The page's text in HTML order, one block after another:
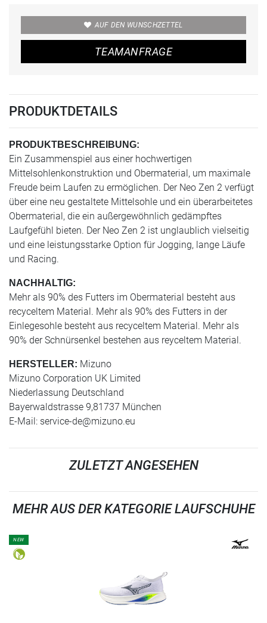
AUF DEN WUNSCHZETTEL
TEAMANFRAGE
PRODUKTDETAILS
PRODUKTBESCHREIBUNG:
Ein Zusammenspiel aus einer hochwertigen
Mittelsohlenkonstruktion und Obermaterial, um maximale
Freude beim Laufen zu ermöglichen. Der Neo Zen 2 verfügt
über eine neu gestaltete Mittelsohle und ein überarbeitetes
Obermaterial, die ein außergewöhnlich gedämpftes
Laufgefühl bieten. Der Neo Zen 2 ist unglaublich vielseitig
und eine leistungsstarke Option für Jogging, lange Läufe
und Racing.
NACHHALTIG:
Mehr als 90% des Futters im Obermaterial besteht aus
recyceltem Material. Mehr als 90% des Futters in der
Einlegesohle besteht aus recyceltem Material. Mehr als
90% der Schnürsenkel bestehen aus reyceltem Material.
HERSTELLER: Mizuno
Mizuno Corporation UK Limited
Niederlassung Deutschland
Bayerwaldstrasse 9,81737 München
E-Mail: service-de@mizuno.eu
ZULETZT ANGESEHEN
MEHR AUS DER KATEGORIE LAUFSCHUHE
NEW